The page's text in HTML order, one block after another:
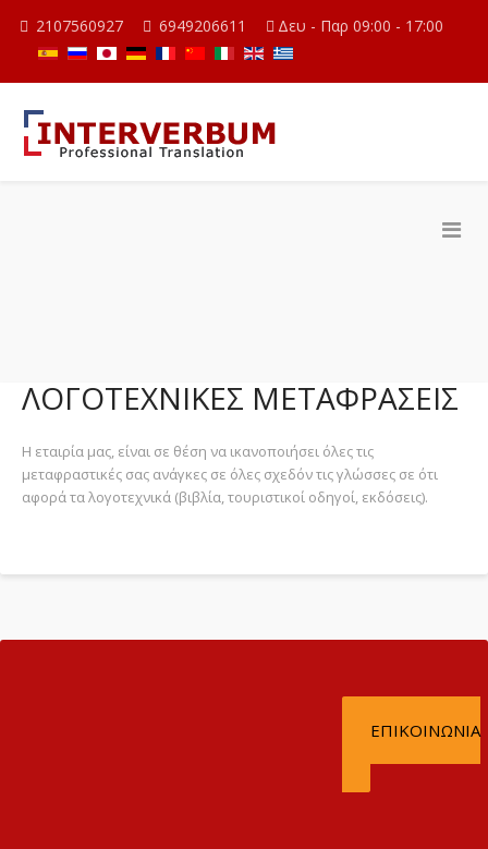
2107560927 6949206611 Δευ - Παρ 09:00 - 17:00
ΛΟΓΟΤΕΧΝΙΚΈΣ ΜΕΤΑΦΡΆΣΕΙΣ
Η εταιρία μας, είναι σε θέση να ικανοποιήσει όλες τις
μεταφραστικές σας ανάγκες σε όλες σχεδόν τις γλώσσες σε ότι
αφορά τα λογοτεχνικά (βιβλία, τουριστικοί οδηγοί, εκδόσεις).
ΕΠΙΚΟΙΝΩΝΙΑ